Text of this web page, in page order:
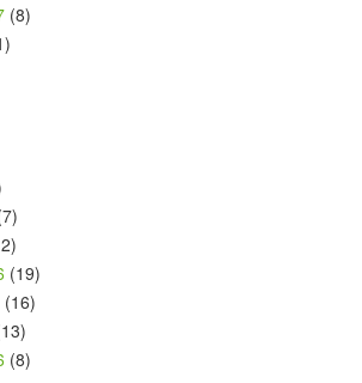
(8)
(19)
(16)
(8)